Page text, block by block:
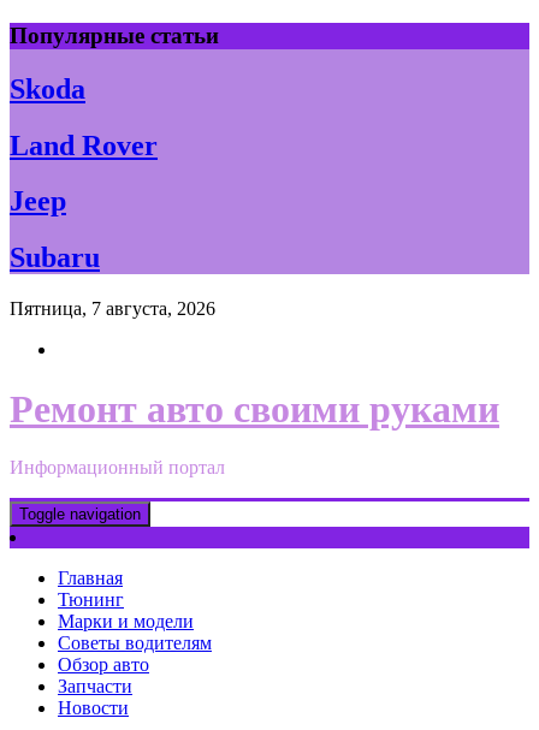
Skip
to
content
Популярные статьи
Skoda
Land Rover
Jeep
Subaru
Пятница, 7 августа, 2026
Ремонт авто своими руками
Информационный портал
Toggle navigation
Главная
Тюнинг
Марки и модели
Советы водителям
Обзор авто
Запчасти
Новости